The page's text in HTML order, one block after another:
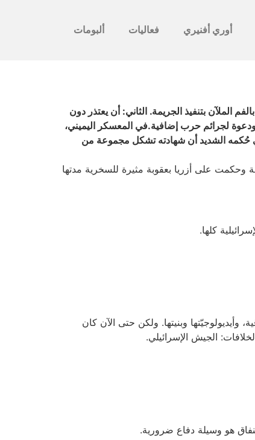
أوري أفنيري فعاليات ألبومات
الملآن بتنفيذ الجريمة. الثاني: أن يعتذر دون
لجرائم حرب إضافية.في المعسكر اليميني،
في حُكمه الشديد أن شهادته تشكل مجموعة من
وحكمت على أزريا بعقوبة مثيرة للسخرية مدتها
كلها.
وأيديولوجيّتها وبنيتها. ولكن حتى الآن كان
الجيش الإسرائيلي.
هو وسيلة دفاع ضرورية.